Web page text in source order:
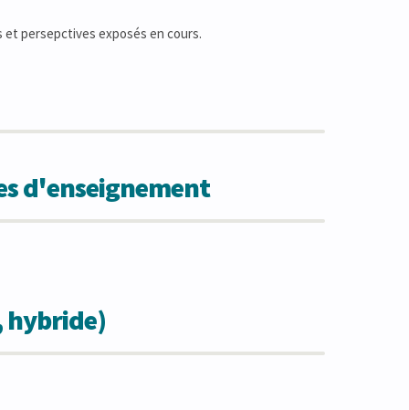
persepctives exposés en cours.
d'enseignement
hybride)